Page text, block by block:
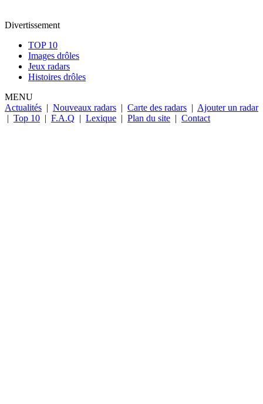
Divertissement
TOP 10
Images drôles
Jeux radars
Histoires drôles
MENU
Actualités | Nouveaux radars | Carte des radars | Ajouter un radar
| Top 10 | F.A.Q | Lexique | Plan du site | Contact